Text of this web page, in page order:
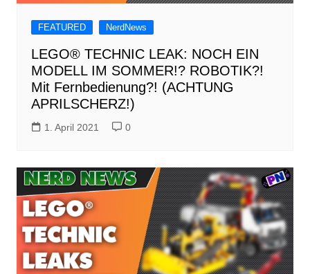
FEATURED NerdNews
LEGO® TECHNIC LEAK: NOCH EIN
MODELL IM SOMMER!? ROBOTIK?!
Mit Fernbedienung?! (ACHTUNG
APRILSCHERZ!)
1. April 2021 0